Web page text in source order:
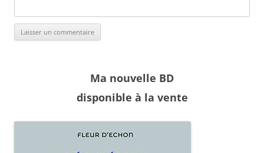
Ma nouvelle BD
disponible à la vente